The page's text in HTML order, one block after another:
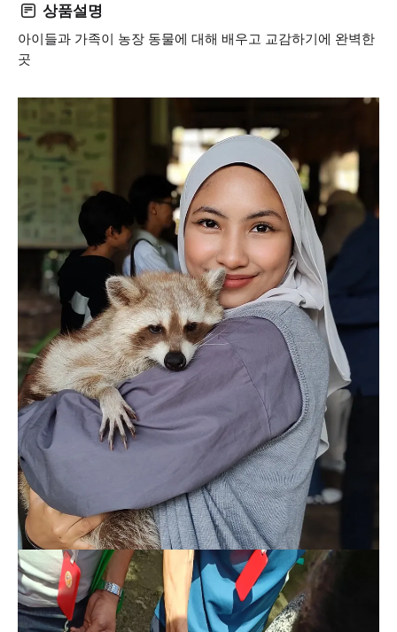
상품설명
아이들과 가족이 농장 동물에 대해 배우고 교감하기에 완벽한
곳